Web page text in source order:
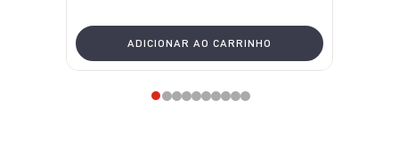
ADICIONAR AO CARRINHO